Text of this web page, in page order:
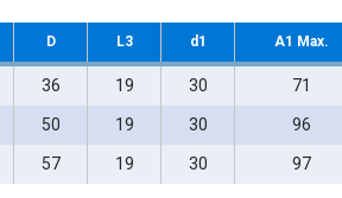
D L3 d1 A1 Max.
36 19 30 71
50 19 30 96
57 19 30 97